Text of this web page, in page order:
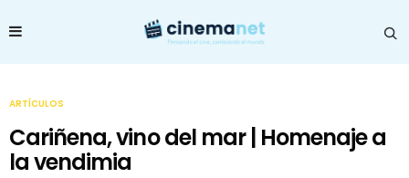
ARTÍCULOS
Cariñena, vino del mar | Homenaje a
la vendimia